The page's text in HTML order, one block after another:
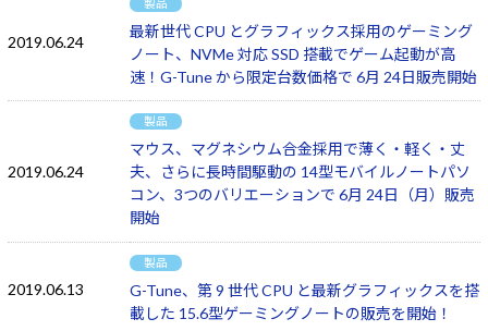
2019.06.24
製品
最新世代 CPU とグラフィックス採用のゲーミング
ノート、NVMe 対応 SSD 搭載でゲーム起動が高
速！G-Tune から限定台数価格で 6月 24日販売開始
2019.06.24
製品
マウス、マグネシウム合金採用で薄く・軽く・丈
夫、さらに長時間駆動の 14型モバイルノートパソ
コン、3つのバリエーションで 6月 24日（月）販売
開始
2019.06.13
製品
G-Tune、第 9 世代 CPU と最新グラフィックスを搭
載した 15.6型ゲーミングノートの販売を開始！